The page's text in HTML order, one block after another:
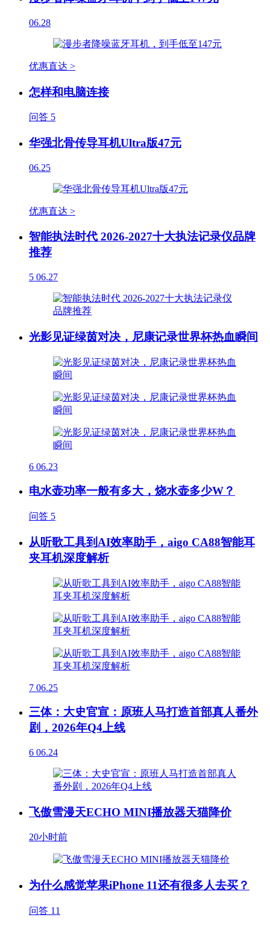
06.28
优惠直达 >
怎样和电脑连接
问答 5
华强北骨传导耳机Ultra版47元
06.25
优惠直达 >
智能执法时代 2026-2027十大执法记录仪品牌
推荐
5 06.27
光影见证绿茵对决，尼康记录世界杯热血瞬间
6 06.23
电水壶功率一般有多大，烧水壶多少W？
问答 5
从听歌工具到AI效率助手，aigo CA88智能耳
夹耳机深度解析
7 06.25
三体：大史官宣：原班人马打造首部真人番外
剧，2026年Q4上线
6 06.24
飞傲雪漫天ECHO MINI播放器天猫降价
20小时前
为什么感觉苹果iPhone 11还有很多人去买？
问答 11